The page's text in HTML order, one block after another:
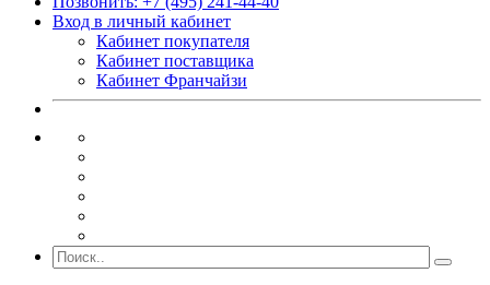
Вход в личный кабинет
Кабинет покупателя
Кабинет поставщика
Кабинет Франчайзи